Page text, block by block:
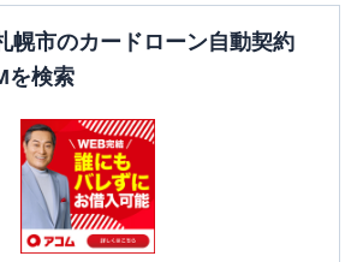
幌市のカードローン自動契約
を検索